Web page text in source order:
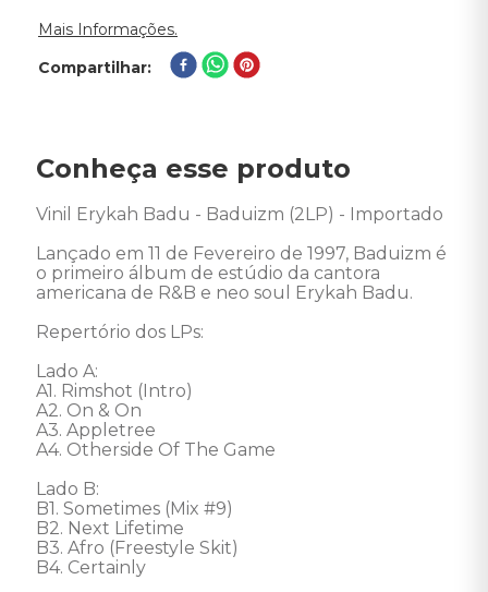
Mais Informações.
Compartilhar
Conheça esse produto
Vinil Erykah Badu - Baduizm (2LP) - Importado
Lançado em 11 de Fevereiro de 1997, Baduizm é
o primeiro álbum de estúdio da cantora
americana de R&B e neo soul Erykah Badu.
Repertório dos LPs:
Lado A:
A1. Rimshot (Intro)
A2. On & On
A3. Appletree
A4. Otherside Of The Game
Lado B:
B1. Sometimes (Mix #9)
B2. Next Lifetime
B3. Afro (Freestyle Skit)
B4. Certainly